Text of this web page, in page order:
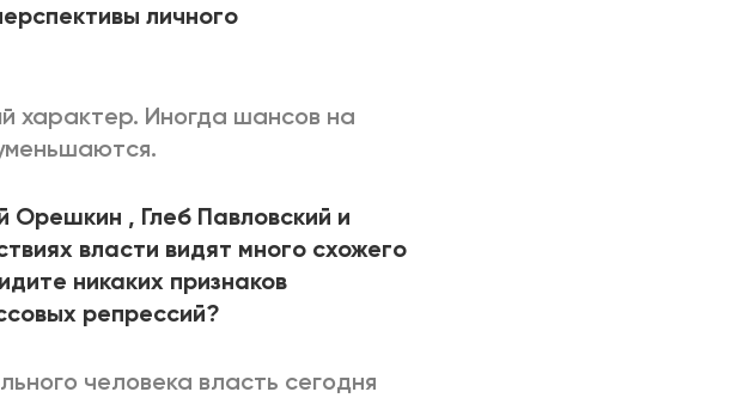
личного
характер. Иногда шансов на
, Глеб Павловский и
власти видят много схожего
никаких признаков
репрессий?
человека власть сегодня